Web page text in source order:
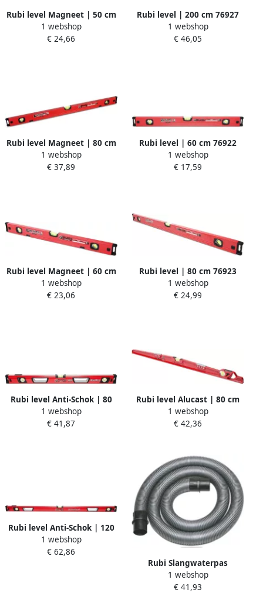
Rubi level Magneet | 50 cm
76929
1 webshop
€ 24,66
Rubi level | 200 cm 76927
1 webshop
€ 46,05
Rubi level Magneet | 80 cm
76931
1 webshop
€ 37,89
Rubi level | 60 cm 76922
1 webshop
€ 17,59
Rubi level Magneet | 60 cm
76930
1 webshop
€ 23,06
Rubi level | 80 cm 76923
1 webshop
€ 24,99
Rubi level Anti-Schok | 80
cm 76933
1 webshop
€ 41,87
Rubi level Alucast | 80 cm
76939
1 webshop
€ 42,36
Rubi level Anti-Schok | 120
cm 76935
1 webshop
€ 62,86
Rubi Slangwaterpas
Kompleet | Set van 2 Buizen
en 20 mtr Slang 70965
1 webshop
€ 41,93